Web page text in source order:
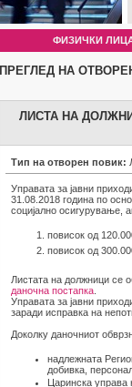
ФИЗИЧКИ
ПРЕГЛЕД НА
ЛИСТА НА
Тип на отворен повик:
Управата за јавни
31.08.2018 година по
социјално осигурување,
повисок од
повисок од
Листата на должници се
даночна постапка
Управата за јавни
заради исправка на
Доколку даночниот
надлежната
добивка,
Царинска управа